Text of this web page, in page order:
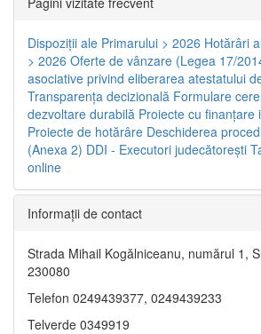
Dispoziţii ale Primarului > 2026 Hotărâri
> 2026 Oferte de vânzare (Legea 17/
asociative privind eliberarea atestatului
Transparenţa decizională Formulare
dezvoltare durabilă Proiecte cu finanţare
Proiecte de hotărâre Deschiderea
(Anexa 2) DDI - Executori judecătorești
online
Informaţii de contact
Strada Mihail Kogălniceanu, numărul 1,
230080
Telefon 0249439377, 0249439233
Telverde 0349919